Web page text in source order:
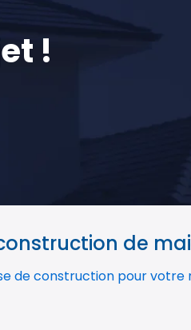
!
de
de construction pour votre